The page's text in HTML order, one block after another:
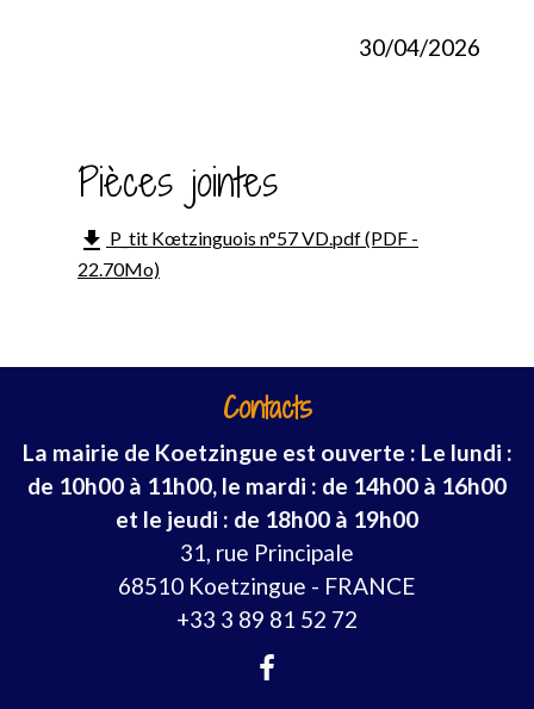
30/04/2026
Pièces jointes
file_download P_tit Kœtzinguois n°57 VD.pdf (PDF -
22.70Mo)
Contacts
La mairie de Koetzingue est ouverte : Le lundi :
de 10h00 à 11h00, le mardi : de 14h00 à 16h00
et le jeudi : de 18h00 à 19h00
31, rue Principale
68510 Koetzingue - FRANCE
+33 3 89 81 52 72